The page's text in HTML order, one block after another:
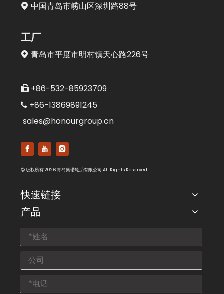
 中国青岛市崂山区深圳路88号
工厂
 青岛市平度市明村镇天心路226号
 +86-532-85923709
 +86-13869891245
sales@honourgroup.cn
 版权所有2026青岛奥诺轮胎有限公司 All Rights Reserved.
快速链接
产品